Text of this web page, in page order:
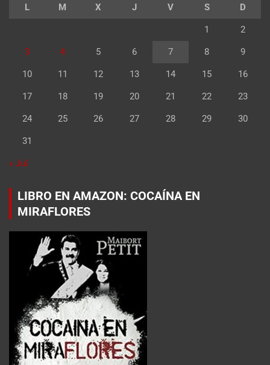
L M X J V S D
1 2
3 4 5 6 7 8 9
10 11 12 13 14 15 16
17 18 19 20 21 22 23
24 25 26 27 28 29 30
31
« Jul
LIBRO EN AMAZON: COCAÍNA EN
MIRAFLORES